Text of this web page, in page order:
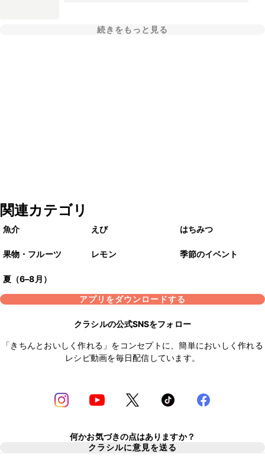
続きをもっと見る
関連カテゴリ
魚介 えび はちみつ
果物・フルーツ レモン 季節のイベント
夏（6–8月）
アプリをダウンロードする
クラシルの公式SNSをフォロー
「きちんとおいしく作れる」をコンセプトに、簡単においしく作れる
レシピ動画を毎日配信しています。
何かお気づきの点はありますか？
クラシルに意見を送る